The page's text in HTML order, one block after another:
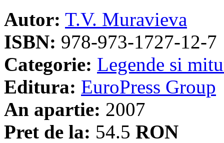
Autor: T.V. Muravieva
ISBN: 978-973-1727-12-7
Categorie: Legende si
Editura: EuroPress Group
An apartie: 2007
Pret de la: 54.5 RON